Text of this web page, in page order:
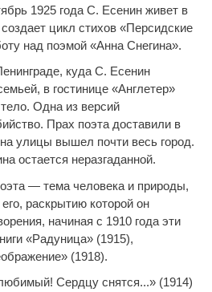
1925 года С. Есенин живет в
цикл стихов «Персидские
над поэмой «Анна Снегина».
куда С. Есенин
в гостинице «Англетер»
Одна из версий
Прах поэта доставили в
улицы вышел почти весь город.
остается неразгаданной.
— тема человека и природы,
раскрытию которой он
начиная с 1910 года эти
«Радуница» (1915),
(1918).
Сердцу снятся...» (1914)